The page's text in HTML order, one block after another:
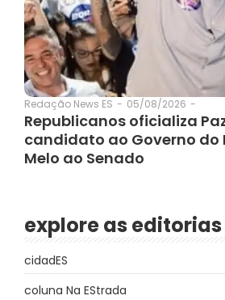
Redação News ES - 05/08/2026 -
Republicanos oficializa
candidato ao Governo do
Melo ao Senado
explore as editorias
cidadES
coluna Na EStrada